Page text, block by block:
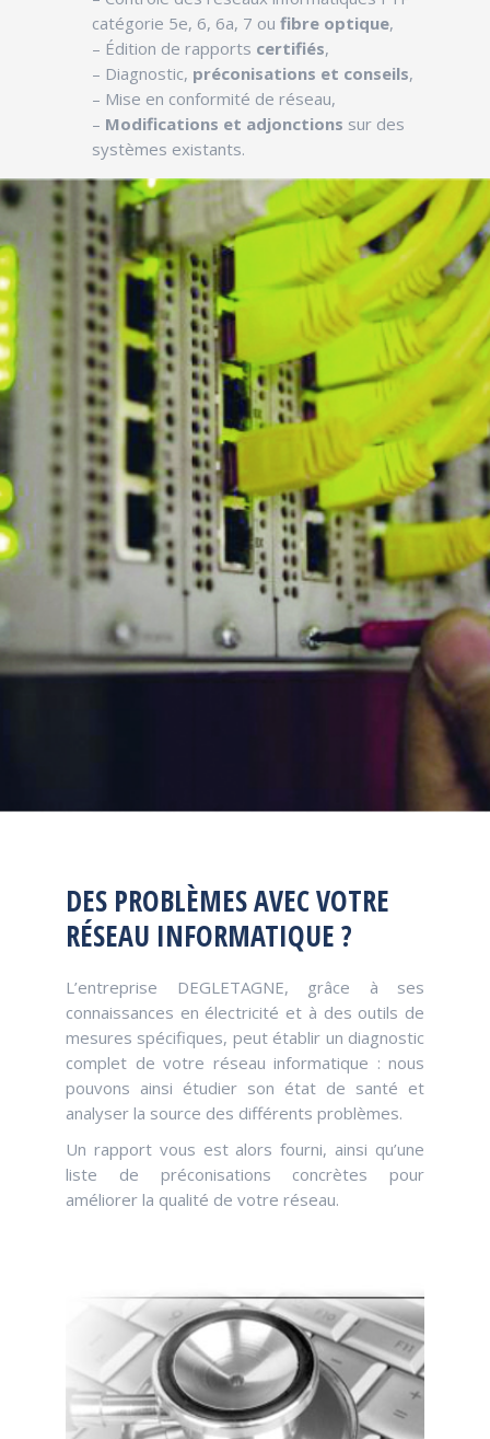
catégorie 5e, 6, 6a, 7 ou fibre optique,
– Édition de rapports certifiés,
– Diagnostic, préconisations et conseils,
– Mise en conformité de réseau,
– Modifications et adjonctions sur des
systèmes existants.
DES PROBLÈMES AVEC VOTRE
RÉSEAU INFORMATIQUE ?
L’entreprise DEGLETAGNE, grâce à ses
connaissances en électricité et à des outils de
mesures spécifiques, peut établir un diagnostic
complet de votre réseau informatique : nous
pouvons ainsi étudier son état de santé et
analyser la source des différents problèmes.
Un rapport vous est alors fourni, ainsi qu’une
liste de préconisations concrètes pour
améliorer la qualité de votre réseau.